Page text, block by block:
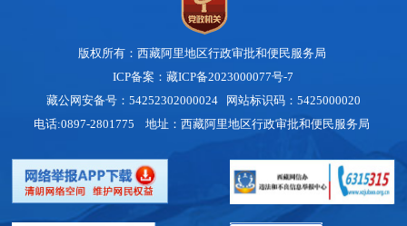
版权所有：西藏阿里地区行政审批和便民服务局
ICP备案：藏ICP备2023000077号-7
藏公网安备号：54252302000024 网站标识码：5425000020
电话:0897-2801775 地址：西藏阿里地区行政审批和便民服务局